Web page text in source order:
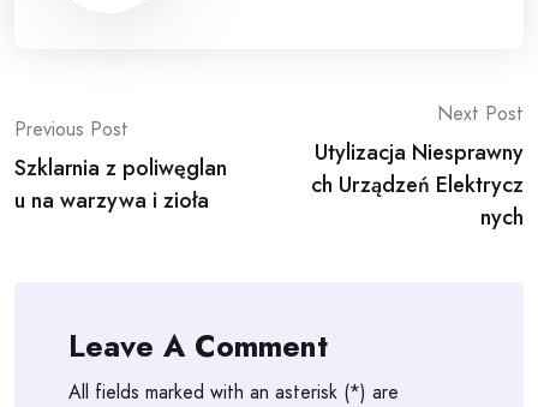
Post
navigation
Previous Post
Szklarnia z poliwęglan
u na warzywa i zioła
Next Post
Utylizacja Niesprawny
ch Urządzeń Elektrycz
nych
Leave A Comment
All fields marked with an asterisk (*) are